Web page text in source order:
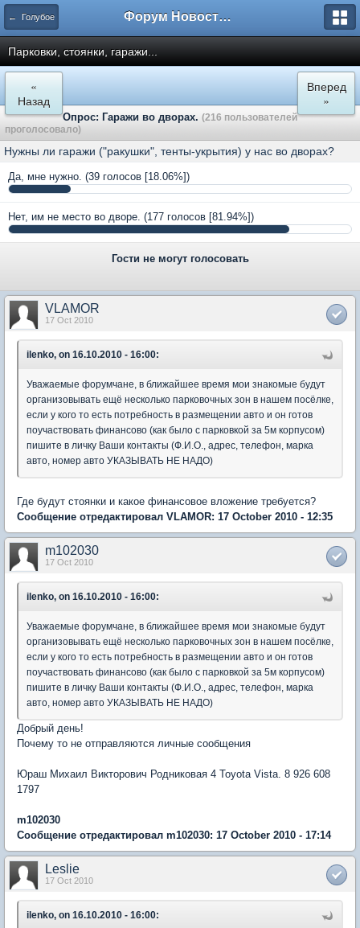
← Голубое Форум Новостройки
Парковки, стоянки, гаражи...
«
Назад
Вперед
»
Опрос: Гаражи во дворах. (216 пользователей
проголосовало)
Нужны ли гаражи ("ракушки", тенты-укрытия) у нас во дворах?
Да, мне нужно. (39 голосов [18.06%])
Нет, им не место во дворе. (177 голосов [81.94%])
Гости не могут голосовать
VLAMOR
17 Oct 2010
ilenko, on 16.10.2010 - 16:00:
Уважаемые форумчане, в ближайшее время мои знакомые будут
организовывать ещё несколько парковочных зон в нашем посёлке,
если у кого то есть потребность в размещении авто и он готов
поучаствовать финансово (как было с парковкой за 5м корпусом)
пишите в личку Ваши контакты (Ф.И.О., адрес, телефон, марка
авто, номер авто УКАЗЫВАТЬ НЕ НАДО)
Где будут стоянки и какое финансовое вложение требуется?
Сообщение отредактировал VLAMOR: 17 October 2010 - 12:35
m102030
17 Oct 2010
ilenko, on 16.10.2010 - 16:00:
Уважаемые форумчане, в ближайшее время мои знакомые будут
организовывать ещё несколько парковочных зон в нашем посёлке,
если у кого то есть потребность в размещении авто и он готов
поучаствовать финансово (как было с парковкой за 5м корпусом)
пишите в личку Ваши контакты (Ф.И.О., адрес, телефон, марка
авто, номер авто УКАЗЫВАТЬ НЕ НАДО)
Добрый день!
Почему то не отправляются личные сообщения
Юраш Михаил Викторович Родниковая 4 Toyota Vista. 8 926 608
1797
m102030
Сообщение отредактировал m102030: 17 October 2010 - 17:14
Leslie
17 Oct 2010
ilenko, on 16.10.2010 - 16:00: